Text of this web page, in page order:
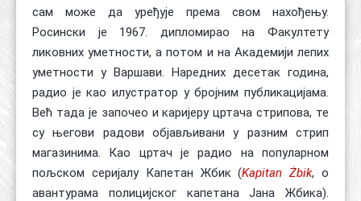
сам може да уређује према свом нахођењу.
Росински је 1967. дипломирао на Факултету
ликовних уметности, а потом и на Академији лепих
уметности у Варшави. Наредних десетак година,
радио је као илустратор у бројним публикацијама.
Већ тада је започео и каријеру цртача стрипова, те
су његови радови објављивани у разним стрип
магазинима. Као цртач је радио на популарном
пољском серијалу Капетан Жбик (Kapitan Żbik, о
авантурама полицијског капетана Јана Жбика).